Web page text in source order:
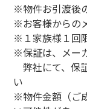
※物件お引渡後
※お客様からの
※１家族様１回
※保証は、メー
弊社にて、保
い
※物件金額（ご